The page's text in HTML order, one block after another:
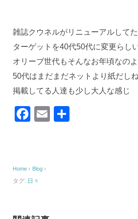
雑誌クウネルがリニューアルしてた
ターゲットを40代50代に変更らし
オリーブ世代もそんなお年頃なの
50代はまだまだネットより紙だしね
掲載してる人達も少し大人な感じ
F
b
E
Home › Blog ›
タグ: 日々